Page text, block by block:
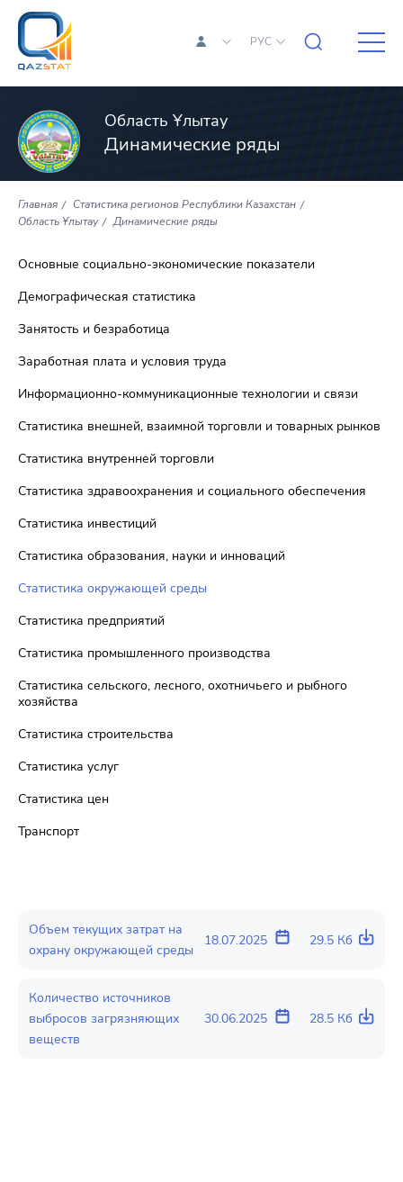
РУС
Область Ұлытау
Динамические ряды
Главная
Статистика регионов Республики Казахстан
Область Ұлытау
Динамические ряды
Основные социально-экономические показатели
Демографическая статистика
Занятость и безработица
Заработная плата и условия труда
Информационно-коммуникационные технологии и связи
Статистика внешней, взаимной торговли и товарных рынков
Статистика внутренней торговли
Статистика здравоохранения и социального обеспечения
Статистика инвестиций
Статистика образования, науки и инноваций
Статистика окружающей среды
Статистика предприятий
Статистика промышленного производства
Статистика сельского, лесного, охотничьего и рыбного
хозяйства
Статистика строительства
Статистика услуг
Статистика цен
Транспорт
Объем текущих затрат на
охрану окружающей среды
18.07.2025 29.5 Кб
Количество источников
выбросов загрязняющих
веществ
30.06.2025 28.5 Кб